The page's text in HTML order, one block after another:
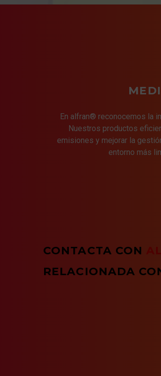
En alfran® reconocemos la
Nuestros productos
emisiones y mejorar la
entorno más
CONTACTA CON
RELACIONADA